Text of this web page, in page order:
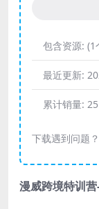
包含资源: (1
最近更新:
累计销量: 25
下载遇到问题
漫威跨境特训